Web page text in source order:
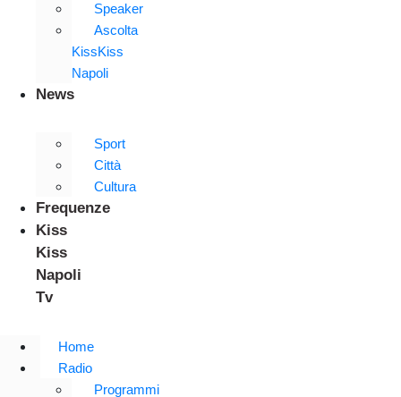
Speaker
Ascolta
KissKiss
Napoli
News
Sport
Città
Cultura
Frequenze
Kiss
Kiss
Napoli
Tv
Home
Radio
Programmi